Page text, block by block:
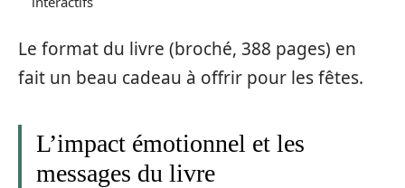
Le format du livre (broché, 388 pages) en
fait un beau cadeau à offrir pour les fêtes.
L’impact émotionnel et les
messages du livre